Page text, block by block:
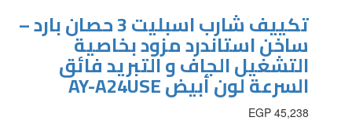
تكييف شارب اسبليت 3 حصان بارد –
ساخن استاندرد مزود بخاصية
التشغيل الجاف و التبريد فائق
السرعة لون أبيض AY-A24USE
EGP 45,238